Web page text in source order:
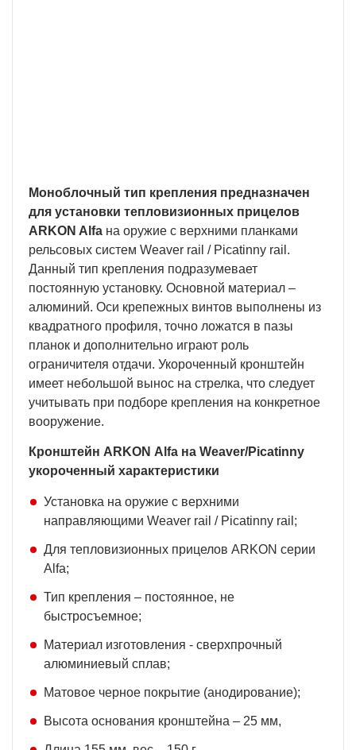
Моноблочный тип крепления предназначен
для установки тепловизионных прицелов
ARKON Alfa на оружие с верхними планками
рельсовых систем Weaver rail / Picatinny rail.
Данный тип крепления подразумевает
постоянную установку. Основной материал –
алюминий. Оси крепежных винтов выполнены из
квадратного профиля, точно ложатся в пазы
планок и дополнительно играют роль
ограничителя отдачи. Укороченный кронштейн
имеет небольшой вынос на стрелка, что следует
учитывать при подборе крепления на конкретное
вооружение.
Кронштейн ARKON Alfa на Weaver/Picatinny
укороченный характеристики
Установка на оружие с верхними
направляющими Weaver rail / Picatinny rail;
Для тепловизионных прицелов ARKON серии
Alfa;
Тип крепления – постоянное, не
быстросъемное;
Материал изготовления - сверхпрочный
алюминиевый сплав;
Матовое черное покрытие (анодирование);
Высота основания кронштейна – 25 мм,